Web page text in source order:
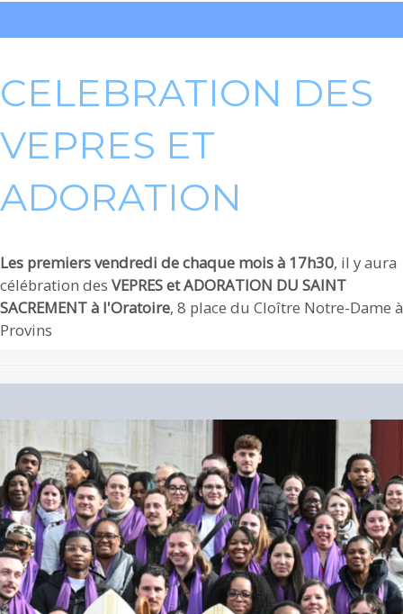
CELEBRATION DES
VEPRES ET
ADORATION
Les premiers vendredi de chaque mois à 17h30, il y aura
célébration des VEPRES et ADORATION DU SAINT
SACREMENT à l'Oratoire, 8 place du Cloître Notre-Dame à
Provins